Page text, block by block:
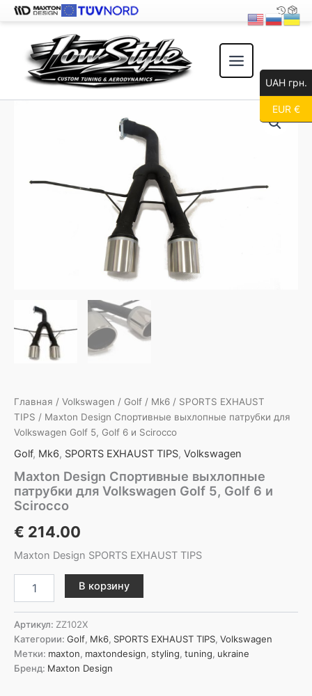
содержимому
Главная / Volkswagen / Golf / Mk6 / SPORTS EXHAUST
TIPS / Maxton Design Спортивные выхлопные патрубки для
Volkswagen Golf 5, Golf 6 и Scirocco
Golf, Mk6, SPORTS EXHAUST TIPS, Volkswagen
Maxton Design Спортивные выхлопные
патрубки для Volkswagen Golf 5, Golf 6 и
Scirocco
€ 214.00
Maxton Design SPORTS EXHAUST TIPS
товара
Design
Спортивные
выхлопные
патрубки
для
В корзину
Артикул: ZZ102X
Категории: Golf, Mk6, SPORTS EXHAUST TIPS, Volkswagen
Метки: maxton, maxtondesign, styling, tuning, ukraine
Бренд: Maxton Design
UAH грн.
EUR €